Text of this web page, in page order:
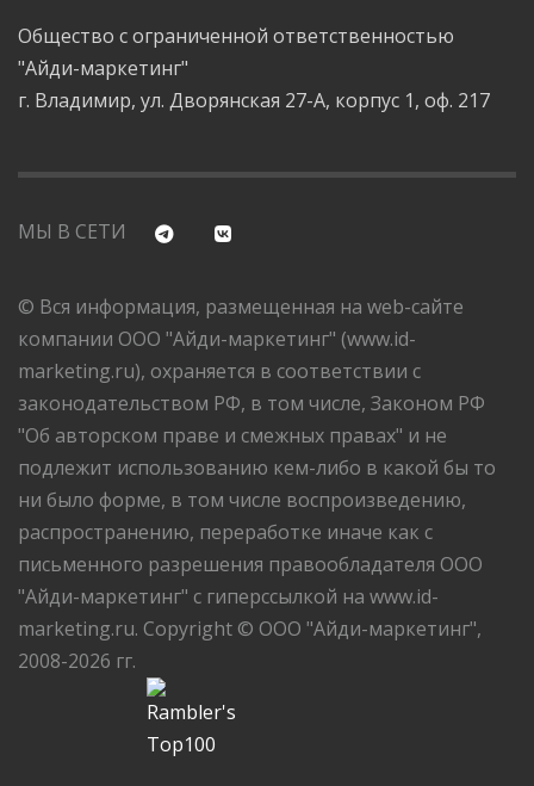
Общество с ограниченной ответственностью
"Айди-маркетинг"
г. Владимир, ул. Дворянская 27-А, корпус 1, оф. 217
МЫ В СЕТИ
© Вся информация, размещенная на web-сайте
компании ООО "Айди-маркетинг" (www.id-
marketing.ru), охраняется в соответствии с
законодательством РФ, в том числе, Законом РФ
"Об авторском праве и смежных правах" и не
подлежит использованию кем-либо в какой бы то
ни было форме, в том числе воспроизведению,
распространению, переработке иначе как с
письменного разрешения правообладателя ООО
"Айди-маркетинг" с гиперссылкой на www.id-
marketing.ru. Copyright © ООО "Айди-маркетинг",
2008-2026 гг.